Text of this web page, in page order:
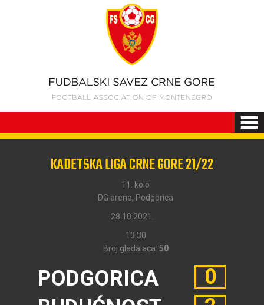
KADETSKA LIGA CRNE GORE 21/22
11. kolo
DG arena, Podgorica
28.10.2021.
13:30
Broj gledalaca: 50
PODGORICA
0